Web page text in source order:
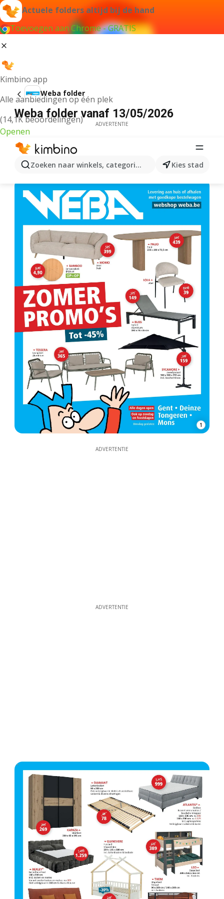
Actuele folders altijd bij de hand
Toevoegen aan Chrome - GRATIS
Kimbino app
Alle aanbiedingen op één plek
(14,1K beoordelingen)
Openen
Zoeken naar winkels, categorieën, producten...
Kies stad
Weba folder
Weba folder vanaf 13/05/2026
ADVERTENTIE
1
ADVERTENTIE
ADVERTENTIE